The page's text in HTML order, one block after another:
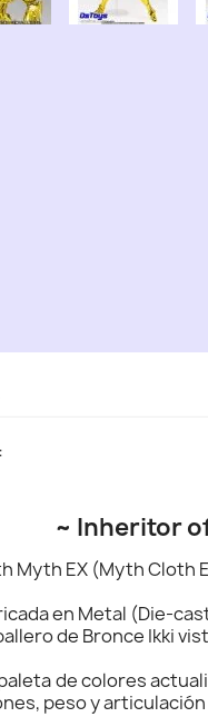
~ Inheritor
Myth EX (Myth Cloth
en Metal (Die-
de Bronce Ikki
de colores
peso y